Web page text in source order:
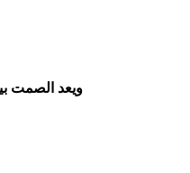
ويعد الصمت